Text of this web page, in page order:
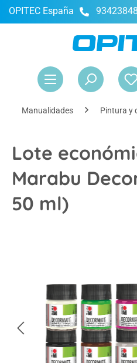
principal
OPITEC España
Manualidades Pintura y
Lote
Marabu
50 ml)